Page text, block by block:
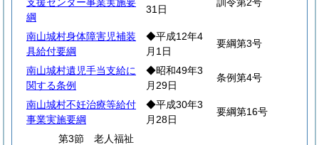
綱
31日
南山城村身体障害児補装
具給付要綱
◆平成12年4
月1日
要綱第3号
南山城村遺児手当支給に
関する条例
◆昭和49年3
月29日
条例第4号
南山城村不妊治療等給付
事業実施要綱
◆平成30年3
月28日
要綱第16号
第3節 老人福祉